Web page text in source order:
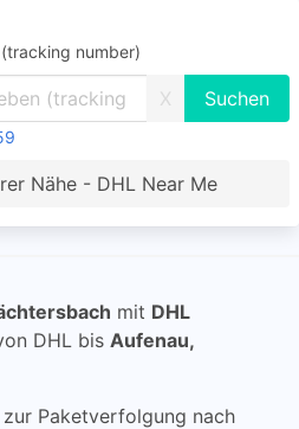
number)
X
Nähe - DHL Near Me
mit DHL
DHL bis Aufenau,
Paketverfolgung nach